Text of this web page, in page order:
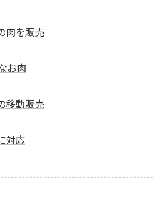
肉を販売
お肉
移動販売
対応